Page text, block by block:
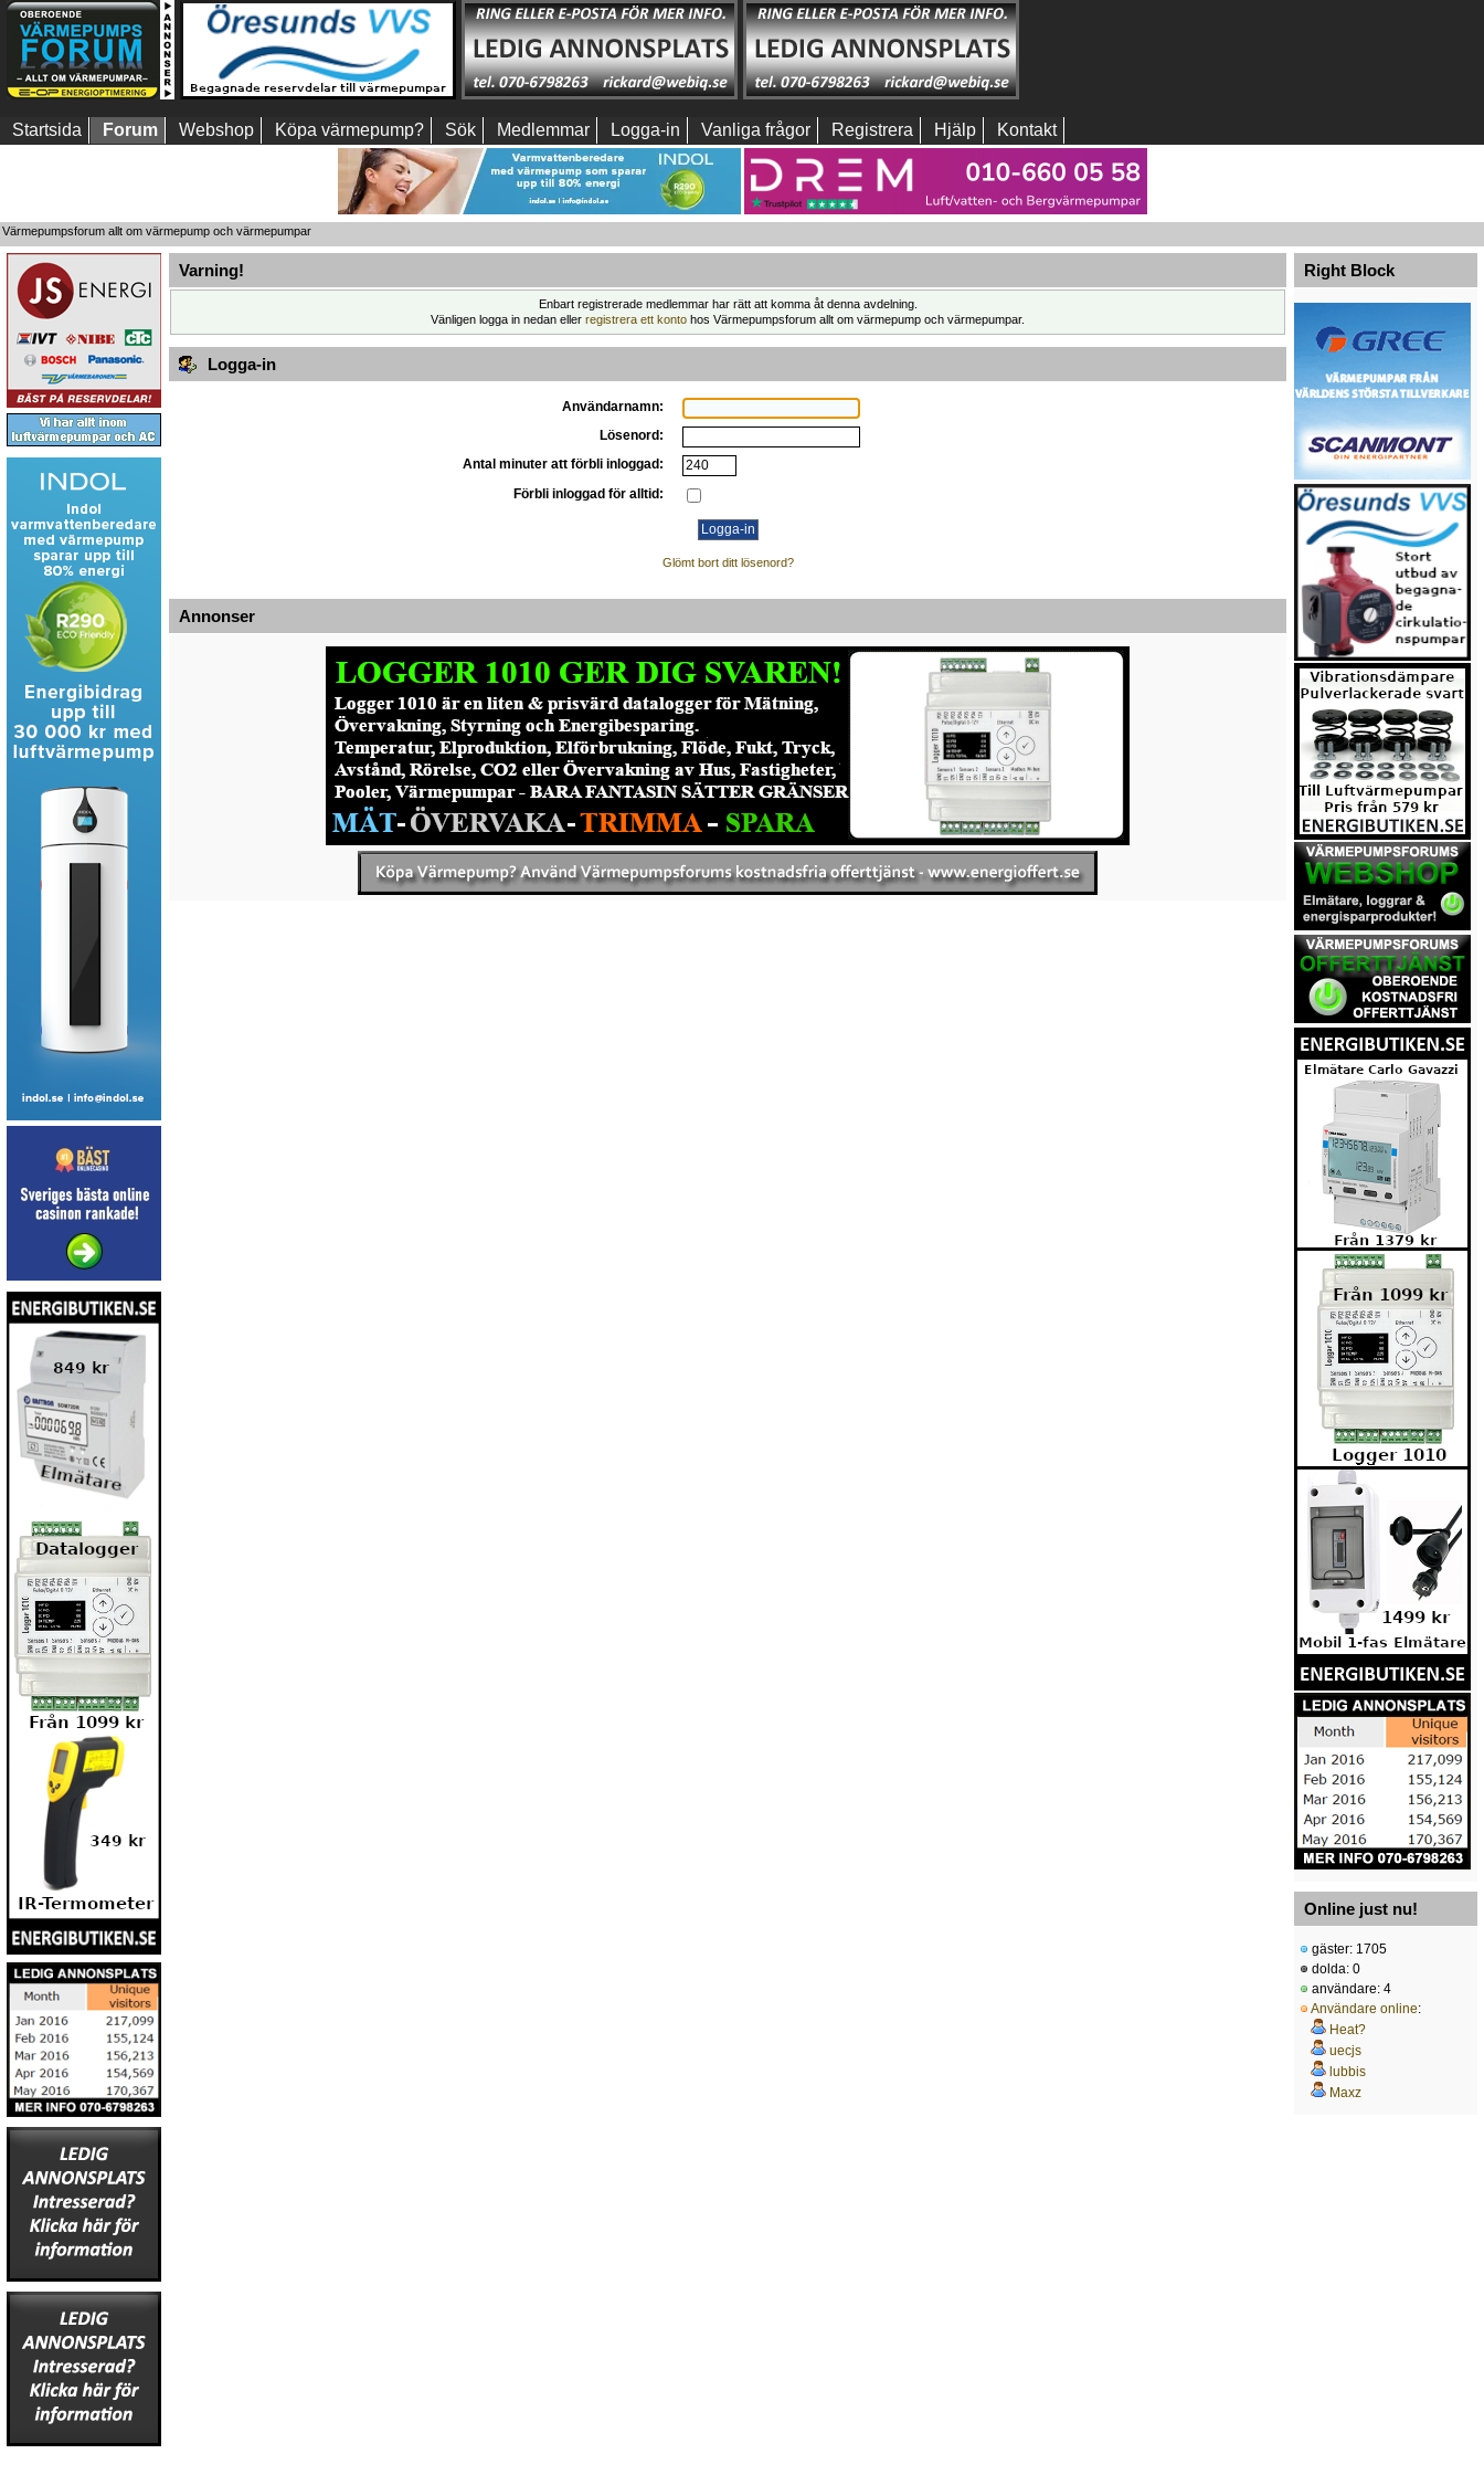
Startsida Forum Webshop Köpa värmepump? Sök Medlemmar Logga-in Vanliga frågor Registrera Hjälp Kontakt
Värmepumpsforum allt om värmepump och värmepumpar
Varning!
Enbart registrerade medlemmar har rätt att komma åt denna avdelning.
Vänligen logga in nedan eller registrera ett konto hos Värmepumpsforum allt om värmepump och värmepumpar.
Logga-in
Användarnamn:
Lösenord:
Antal minuter att förbli inloggad:
Förbli inloggad för alltid:
Glömt bort ditt lösenord?
Annonser
Right Block
Online just nu!
gäster: 1705
dolda: 0
användare: 4
Användare online:
Heat?
uecjs
lubbis
Maxz